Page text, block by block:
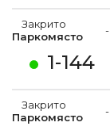
1-144
Закрито
Паркомясто
-
Закрито
Паркомясто
-